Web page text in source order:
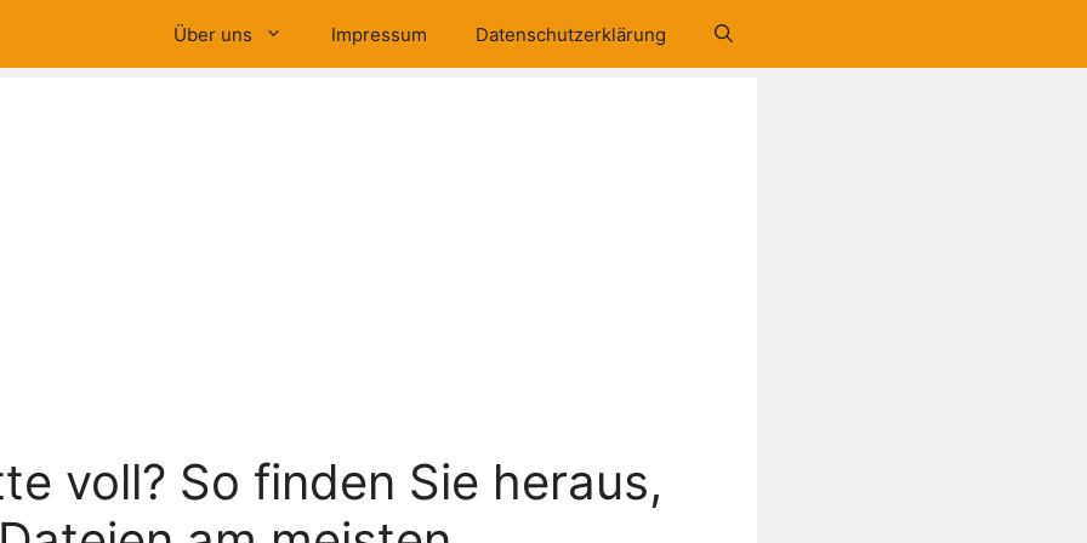
Über uns Impressum Datenschutzerklärung
voll? So finden Sie heraus,